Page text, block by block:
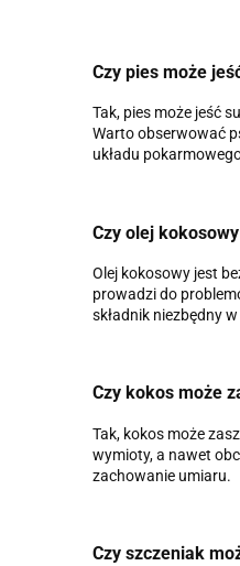
Czy pies może
Tak, pies może jeść
Warto obserwować
układu
Czy olej
Olej kokosowy jest
prowadzi do
składnik niezbędny w
Czy kokos może
Tak, kokos może
wymioty, a nawet
zachowanie umiaru.
Czy szczeniak